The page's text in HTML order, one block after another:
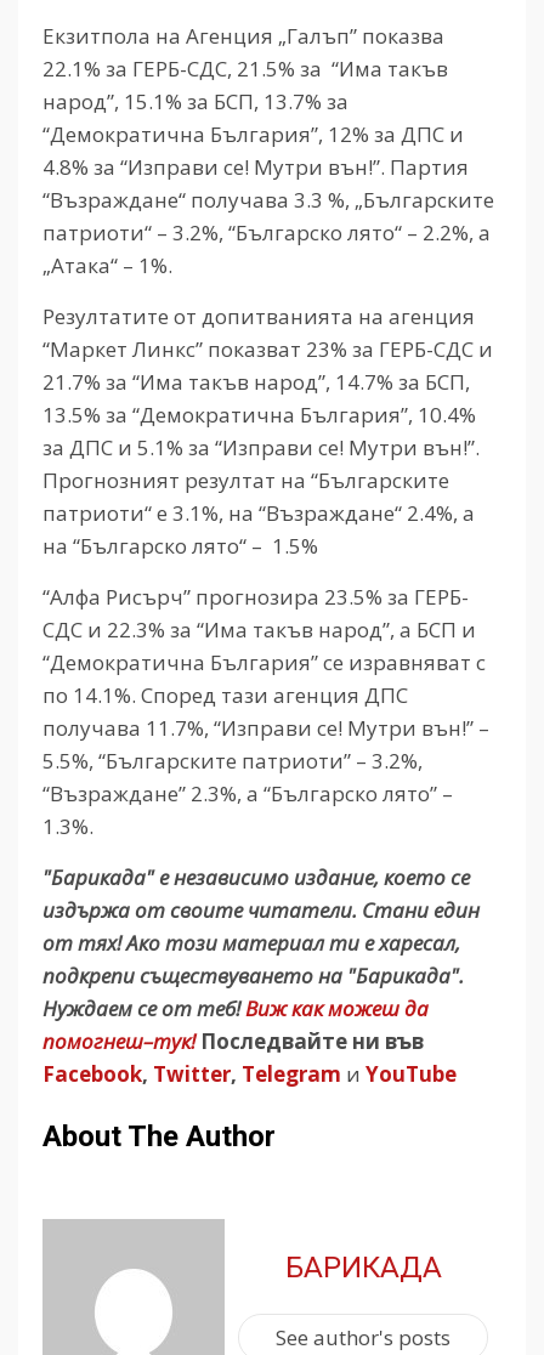
Екзитпола на Агенция „Галъп” показва
22.1% за ГЕРБ-СДС, 21.5% за “Има такъв
народ”, 15.1% за БСП, 13.7% за
“Демократична България”, 12% за ДПС и
4.8% за “Изправи се! Мутри вън!”. Партия
“Възраждане“ получава 3.3 %, „Българските
патриоти“ – 3.2%, “Българско лято“ – 2.2%, а
„Атака“ – 1%.
Резултатите от допитванията на агенция
“Маркет Линкс” показват 23% за ГЕРБ-СДС и
21.7% за “Има такъв народ”, 14.7% за БСП,
13.5% за “Демократична България”, 10.4%
за ДПС и 5.1% за “Изправи се! Мутри вън!”.
Прогнозният резултат на “Българските
патриоти“ е 3.1%, на “Възраждане“ 2.4%, а
на “Българско лято“ – 1.5%
“Алфа Рисърч” прогнозира 23.5% за ГЕРБ-
СДС и 22.3% за “Има такъв народ”, а БСП и
“Демократична България” се изравняват с
по 14.1%. Според тази агенция ДПС
получава 11.7%, “Изправи се! Мутри вън!” –
5.5%, “Българските патриоти” – 3.2%,
“Възраждане” 2.3%, а “Българско лято” –
1.3%.
"Барикада" е независимо издание, което се
издържа от своите читатели. Стани един
от тях! Ако този материал ти е харесал,
подкрепи съществуването на "Барикада".
Нуждаем се от теб!Виж как можеш да
помогнеш–тук! Последвайте ни във
Facebook, Twitter, Telegram и YouTube
About The Author
БАРИКАДА
See author's posts